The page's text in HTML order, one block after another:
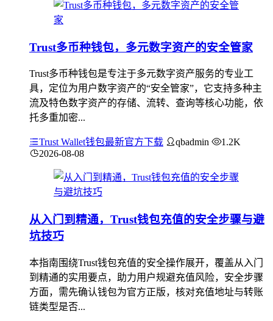
Trust多币种钱包，多元数字资产的安全管家
Trust多币种钱包是专注于多元数字资产服务的专业工
具，定位为用户数字资产的“安全管家”，它支持多种主
流及特色数字资产的存储、流转、查询等核心功能，依
托多重加密...
Trust Wallet钱包最新官方下载 qbadmin
1.2K
2026-08-08
从入门到精通，Trust钱包充值的安全步骤与避
坑技巧
本指南围绕Trust钱包充值的安全操作展开，覆盖从入门
到精通的实用要点，助力用户规避充值风险，安全步骤
方面，需先确认钱包为官方正版，核对充值地址与转账
链类型是否...